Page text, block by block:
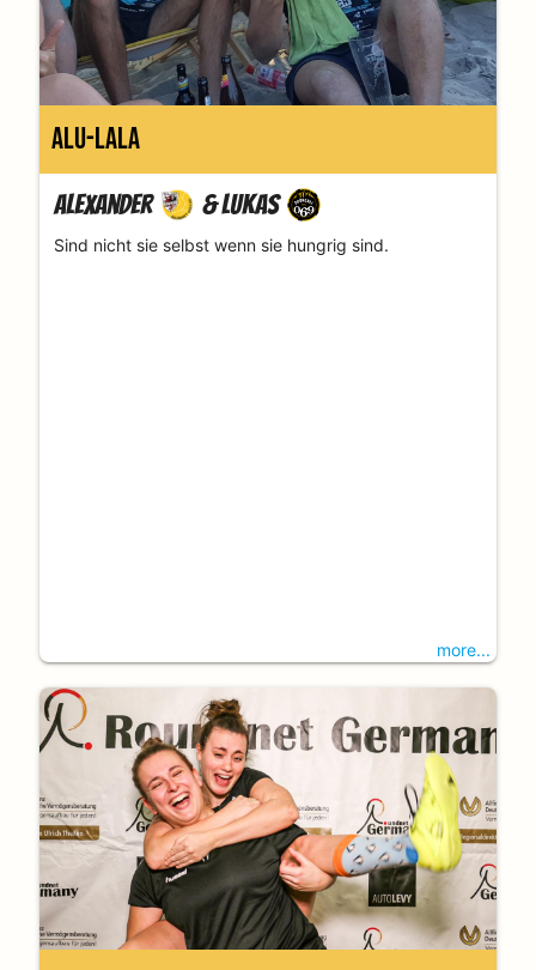
Alu-lala
Alexander &Lukas
Sind nicht sie selbst wenn sie hungrig sind.
more...